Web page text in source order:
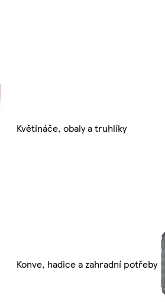
Květináče, obaly a truhlíky
Konve, hadice a zahradní potřeby